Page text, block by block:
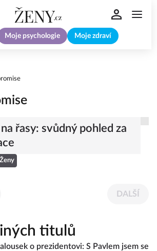
Moje psychologie Moje zdraví
řasy: svůdný pohled za
Ženy
DALŠÍ
titulů
o prezidentovi: S Pavlem jsem se